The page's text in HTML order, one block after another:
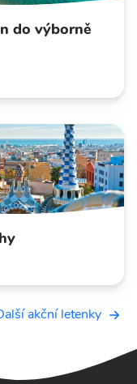
do výborně
akční letenky